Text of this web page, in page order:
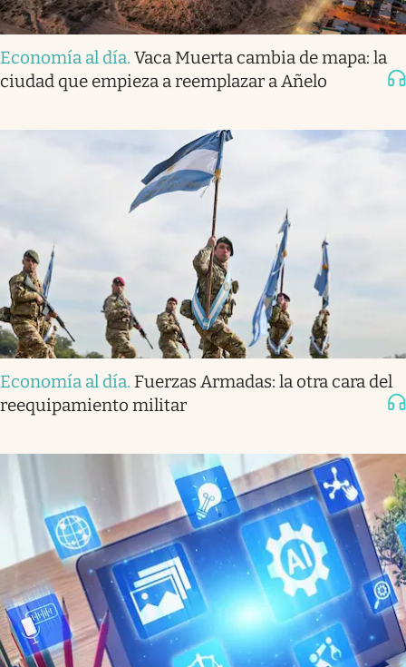
Economía al día. Vaca Muerta cambia de mapa: la
ciudad que empieza a reemplazar a Añelo
Economía al día. Fuerzas Armadas: la otra cara del
reequipamiento militar